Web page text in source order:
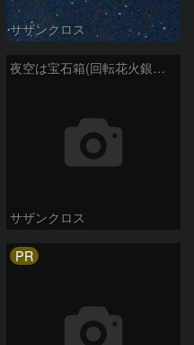
サザンクロス
夜空は宝石箱(回転花火銀河 M101) Seestar50
サザンクロス
PR